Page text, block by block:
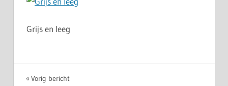
Grijs en leeg
Bericht
Vorig bericht